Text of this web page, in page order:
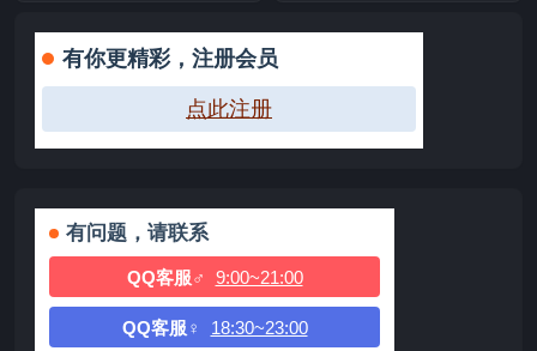
有你更精彩，注册会员
点此注册
有问题，请联系
QQ客服♂ 9:00~21:00
QQ客服♀ 18:30~23:00